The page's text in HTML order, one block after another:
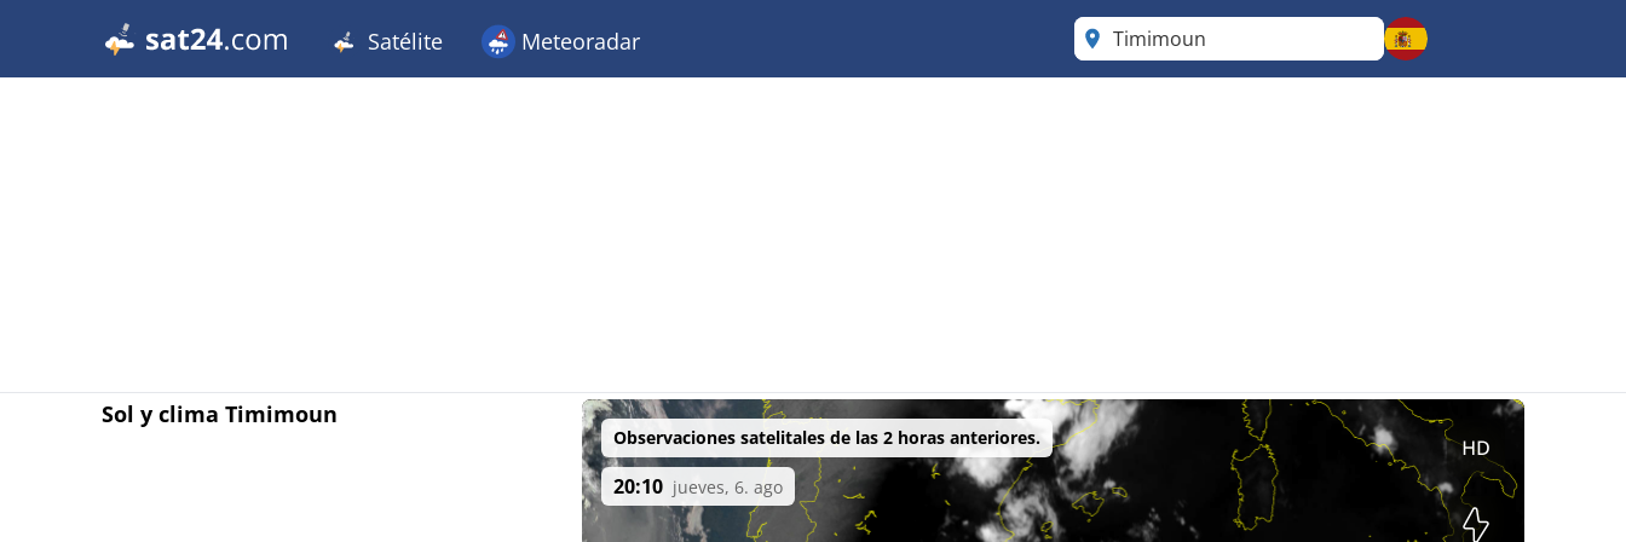
Satélite Meteoradar Timimoun
Sol y clima Timimoun
Observaciones satelitales de las 2 horas anteriores.
20:10 jueves, 6. ago